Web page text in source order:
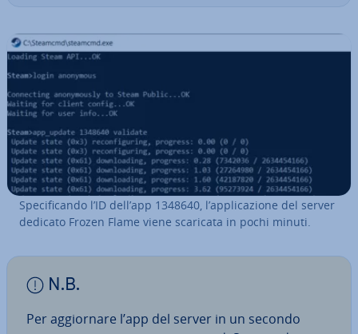
Spe­ci­fi­can­do l’ID dell’app 1348640, l’ap­pli­ca­zio­ne del server
dedicato Frozen Flame viene scaricata in pochi minuti.
N.B.
Per ag­gior­na­re l’app del server in un secondo